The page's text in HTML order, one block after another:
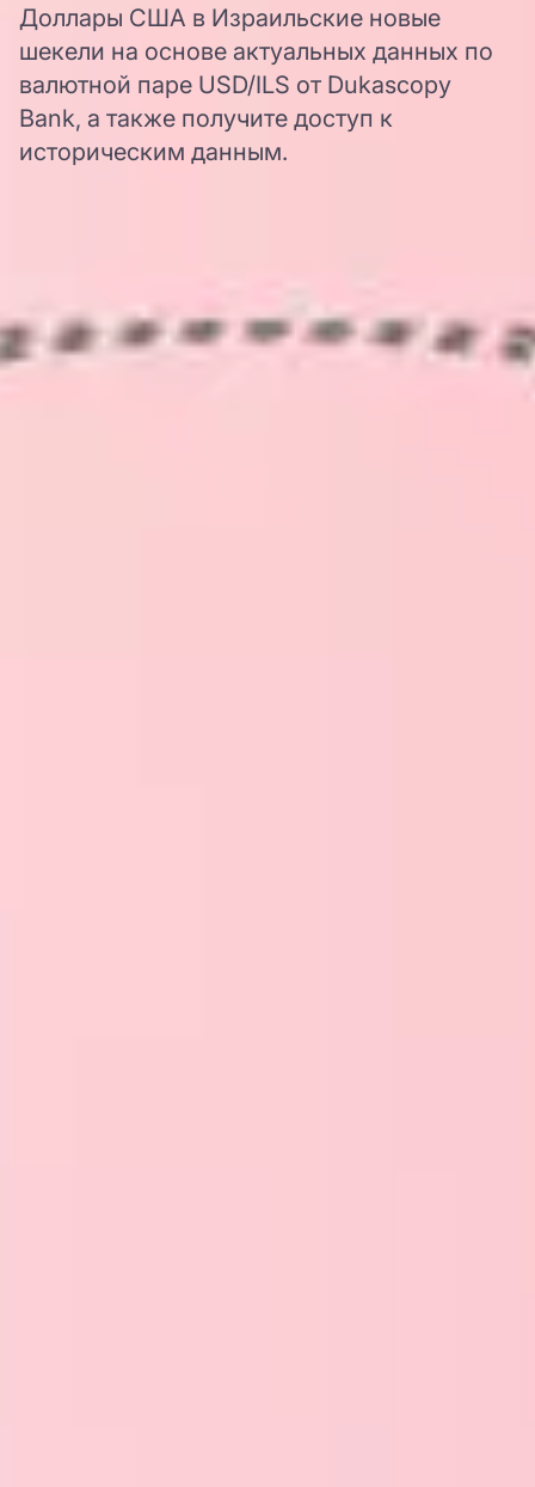
Доллары США в Израильские новые
шекели на основе актуальных данных по
валютной паре USD/ILS от Dukascopy
Bank, а также получите доступ к
историческим данным.